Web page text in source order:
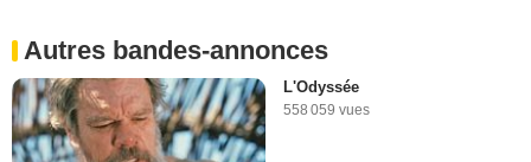
Autres bandes-annonces
L'Odyssée
558 059 vues